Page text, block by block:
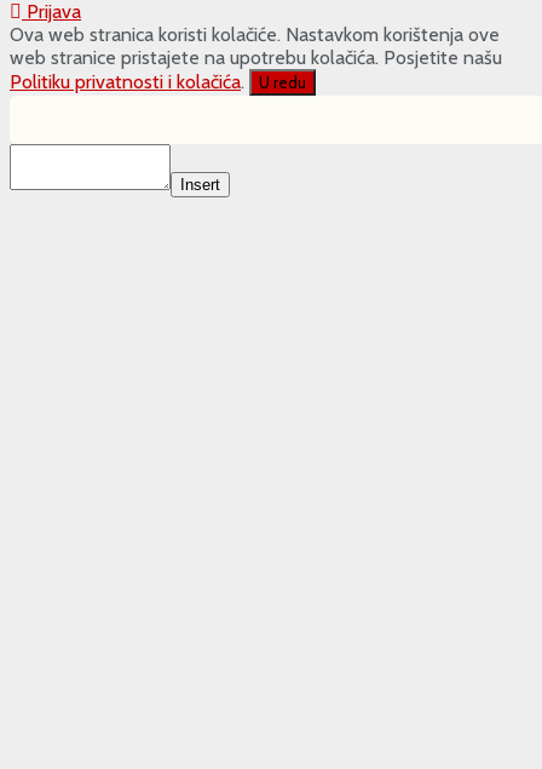
Prijava
Ova web stranica koristi kolačiće. Nastavkom korištenja ove
web stranice pristajete na upotrebu kolačića. Posjetite našu
Politiku privatnosti i kolačića. U redu
Insert